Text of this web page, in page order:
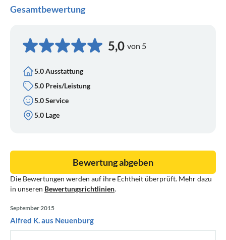
Gesamtbewertung
5,0 von 5
5.0 Ausstattung
5.0 Preis/Leistung
5.0 Service
5.0 Lage
Die Bewertungen werden auf ihre Echtheit überprüft. Mehr dazu
in unseren Bewertungsrichtlinien.
Bewertung abgeben
September 2015
Alfred K. aus Neuenburg